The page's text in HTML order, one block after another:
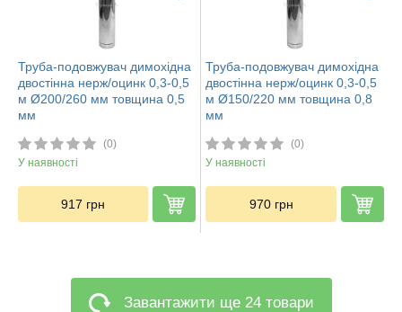
Труба-подовжувач димохідна
двостінна нерж/оцинк 0,3-0,5
м Ø200/260 мм товщина 0,5
мм
(0)
У наявності
917 грн
Труба-подовжувач димохідна
двостінна нерж/оцинк 0,3-0,5
м Ø150/220 мм товщина 0,8
мм
(0)
У наявності
970 грн
Завантажити ще 24 товари